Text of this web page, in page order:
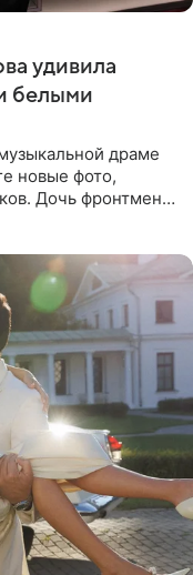
удивила
белыми
драме
новые фото,
Дочь фронтмена